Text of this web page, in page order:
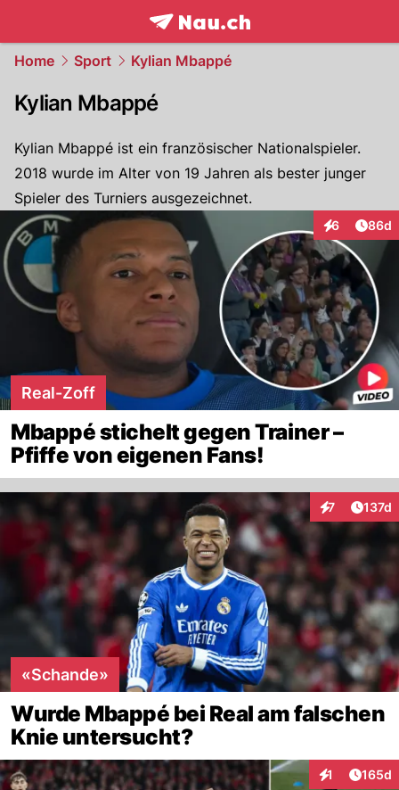
frontpage.NAU.ch
Home Sport Kylian Mbappé
Kylian Mbappé
Kylian Mbappé ist ein französischer Nationalspieler.
2018 wurde im Alter von 19 Jahren als bester junger
Spieler des Turniers ausgezeichnet.
6
Interaktionen
86d
Real-Zoff
Mbappé stichelt gegen Trainer –
Pfiffe von eigenen Fans!
7
Interaktionen
137d
«Schande»
Wurde Mbappé bei Real am falschen
Knie untersucht?
1
Interaktionen
165d